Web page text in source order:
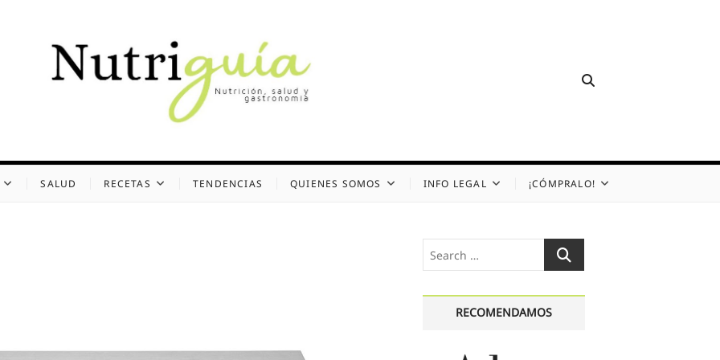
SALUD RECETAS TENDENCIAS QUIENES SOMOS INFO LEGAL ¡CÓMPRALO!
Search
…
RECOMENDAMOS